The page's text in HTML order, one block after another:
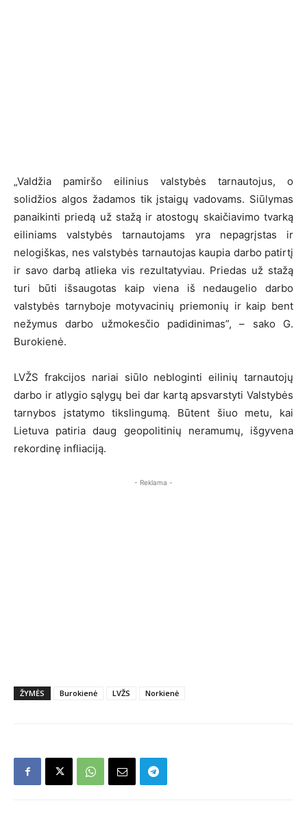
„Valdžia pamiršo eilinius valstybės tarnautojus, o
solidžios algos žadamos tik įstaigų vadovams. Siūlymas
panaikinti priedą už stažą ir atostogų skaičiavimo tvarką
eiliniams valstybės tarnautojams yra nepagrįstas ir
nelogiškas, nes valstybės tarnautojas kaupia darbo patirtį
ir savo darbą atlieka vis rezultatyviau. Priedas už stažą
turi būti išsaugotas kaip viena iš nedaugelio darbo
valstybės tarnyboje motyvacinių priemonių ir kaip bent
nežymus darbo užmokesčio padidinimas”, – sako G.
Burokienė.
LVŽS frakcijos nariai siūlo nebloginti eilinių tarnautojų
darbo ir atlygio sąlygų bei dar kartą apsvarstyti Valstybės
tarnybos įstatymo tikslingumą. Būtent šiuo metu, kai
Lietuva patiria daug geopolitinių neramumų, išgyvena
rekordinę infliaciją.
- Reklama -
ŽYMĖS Burokienė LVŽS Norkienė